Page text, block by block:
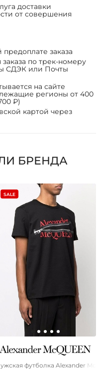
доставки
от совершения
заказа
по трек-номеру
СДЭК или Почты
на сайте
регионы от 400
₽)
картой через
БРЕНДА
graphic skull
SALE
футболка Alexander